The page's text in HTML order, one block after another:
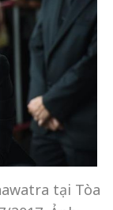
tại Tòa